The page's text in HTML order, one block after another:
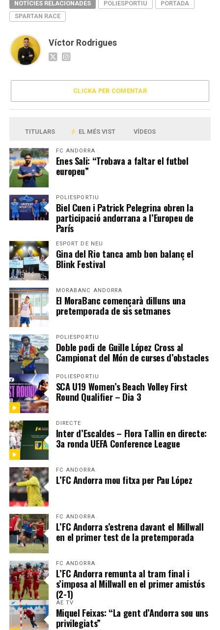
NOTÍCIES RELACIONADES POLIESPORTIU
PORTADA
SPARTAN RACE
Víctor Rodrigues
CLICKA PER COMENTAR
TITULARS EL MÉS VIST VÍDEOS
FC ANDORRA
Enes Sali: “Trobava a faltar el futbol
europeu”
POLIESPORTIU
Biel Cuen i Patrick Pelegrina obren la
participació andorrana a l’Europeu de
París
ESPORT DE NEU
Gina del Rio tanca amb bon balanç el
Blink Festival
MORABANC ANDORRA
El MoraBanc començarà dilluns una
pretemporada de sis setmanes
POLIESPORTIU
Doble podi de Guille López Cross al
Campionat del Món de curses d’obstacles
POLIESPORTIU
SCA U19 Women’s Beach Volley First
Round Qualifier – Dia 3
DIRECTE
Inter d’Escaldes – Flora Tallin en directe:
3a ronda UEFA Conference League
FC ANDORRA
L’FC Andorra mou fitxa per Pau López
FC ANDORRA
L’FC Andorra s’estrena davant el Millwall
en el primer test de la pretemporada
FC ANDORRA
L’FC Andorra remunta al tram final i
s’imposa al Millwall en el primer amistós
(2-1)
AE TV
Miquel Feixas: “La gent d’Andorra sou uns
privilegiats”